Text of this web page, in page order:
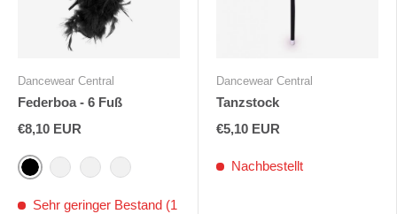
Dancewear Central
Federboa - 6 Fuß
€8,10 EUR
Schwarz
Rot RosaWeiß
Sehr geringer Bestand (1
Dancewear Central
Tanzstock
€5,10 EUR
Nachbestellt